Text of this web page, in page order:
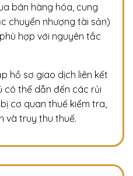
bán hàng hóa, cung
chuyển nhượng tài sản)
hợp với nguyên tắc
hồ sơ giao dịch liên kết
có thể dẫn đến các rủi
cơ quan thuế kiểm tra,
và truy thu thuế.